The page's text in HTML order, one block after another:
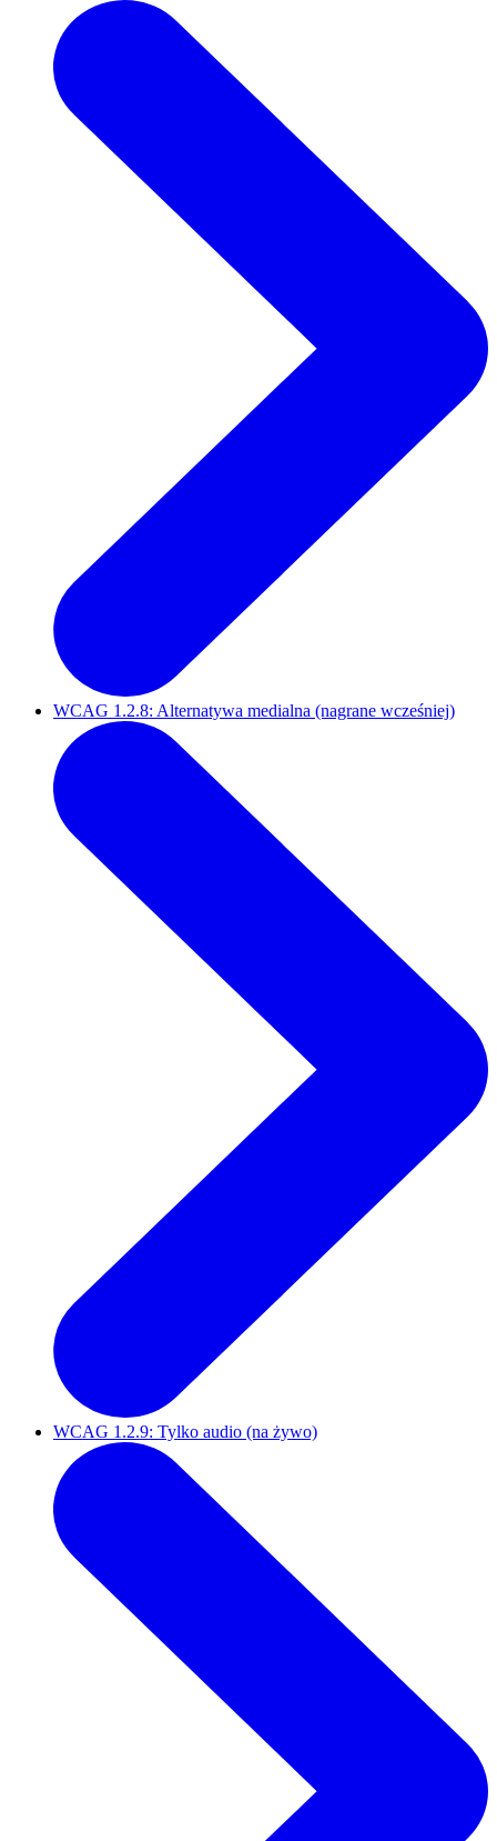
WCAG 1.2.8: Alternatywa medialna (nagrane wcześniej)
WCAG 1.2.9: Tylko audio (na żywo)